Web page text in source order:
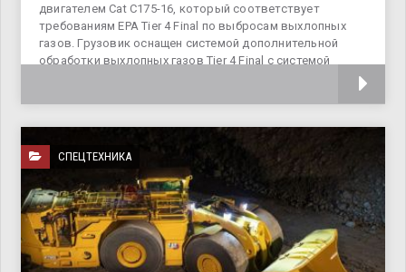
двигателем Cat C175-16, который соответствует
требованиям EPA Tier 4 Final по выбросам выхлопных
газов. Грузовик оснащен системой дополнительной
обработки выхлопных газов Tier 4 Final с системой
СПЕЦТЕХНИКА